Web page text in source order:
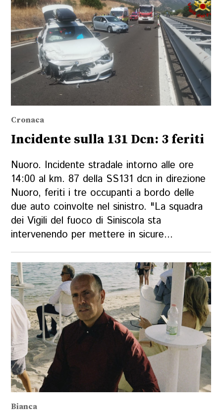
Cronaca
Incidente sulla 131 Dcn: 3 feriti
Nuoro. Incidente stradale intorno alle ore
14:00 al km. 87 della SS131 dcn in direzione
Nuoro, feriti i tre occupanti a bordo delle
due auto coinvolte nel sinistro. "La squadra
dei Vigili del fuoco di Siniscola sta
intervenendo per mettere in sicure...
Bianca